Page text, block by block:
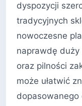
dyspozycji
tradycyjnych
nowoczesne
naprawdę
oraz pilności
może ułatwić